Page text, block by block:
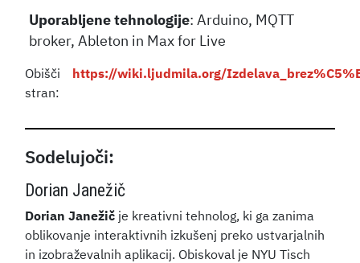
Uporabljene tehnologije: Arduino, MQTT
broker, Ableton in Max for Live
Obišči
stran:
https://wiki.ljudmila.org/
Sodelujoči:
Dorian Janežič
Dorian Janežič je kreativni tehnolog, ki ga zanima
oblikovanje interaktivnih izkušenj preko ustvarjalnih
in izobraževalnih aplikacij. Obiskoval je NYU Tisch